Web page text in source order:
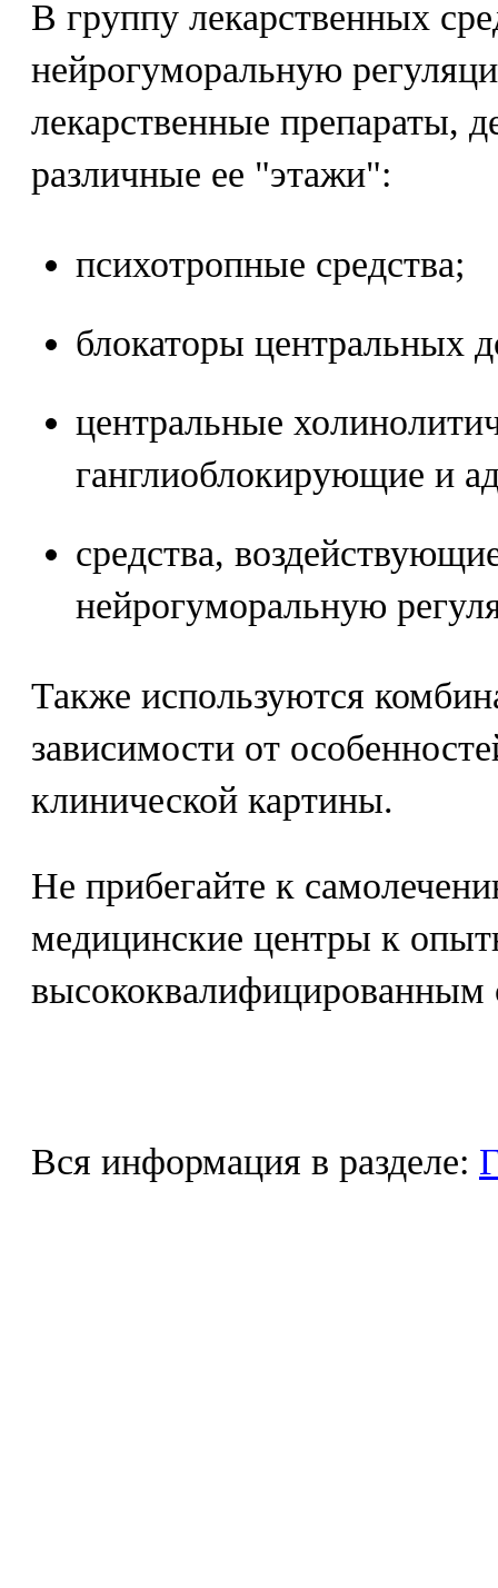
В группу лекарственных
нейрогуморальную
лекарственные препараты,
различные ее "этажи":
психотропные средства;
блокаторы центральных
центральные
ганглиоблокирующие и
средства,
нейрогуморальную
Также используются
зависимости от
клинической картины.
Не прибегайте к
медицинские центры к
высококвалифицированным
Вся информация в разделе: